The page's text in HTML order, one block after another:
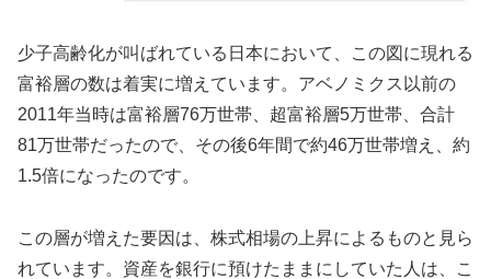
少子高齢化が叫ばれている日本において、この図に現れる
富裕層の数は着実に増えています。アベノミクス以前の
2011年当時は富裕層76万世帯、超富裕層5万世帯、合計
81万世帯だったので、その後6年間で約46万世帯増え、約
1.5倍になったのです。
この層が増えた要因は、株式相場の上昇によるものと見ら
れています。資産を銀行に預けたままにしていた人は、こ